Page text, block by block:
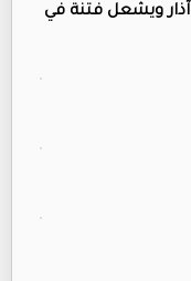
سوء تفاهم كاد يودي بحياة وزير من 8 آذار ويشعل فتنة في